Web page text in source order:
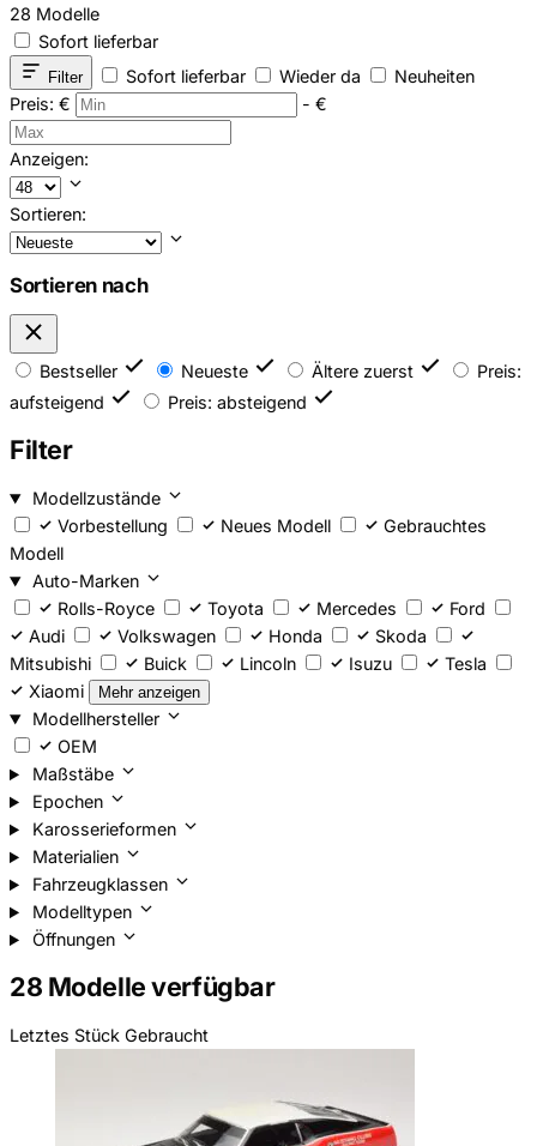
28 Modelle
Sofort lieferbar
Filter Sofort lieferbar Wieder da
Neuheiten
Preis: € - €
Anzeigen:
Sortieren:
Sortieren nach
Bestseller Neueste Ältere zuerst
Preis:
aufsteigend
Preis: absteigend
Filter
Modellzustände
Vorbestellung
Neues Modell
Gebrauchtes
Modell
Auto-Marken
Rolls-Royce
Toyota Mercedes
Ford
Audi
Volkswagen Honda
Skoda
Mitsubishi
Buick Lincoln Isuzu
Tesla
Xiaomi
Mehr anzeigen
Modellhersteller
OEM
Maßstäbe
Epochen
Karosserieformen
Materialien
Fahrzeugklassen
Modelltypen
Öffnungen
28 Modelle verfügbar
Letztes Stück Gebraucht